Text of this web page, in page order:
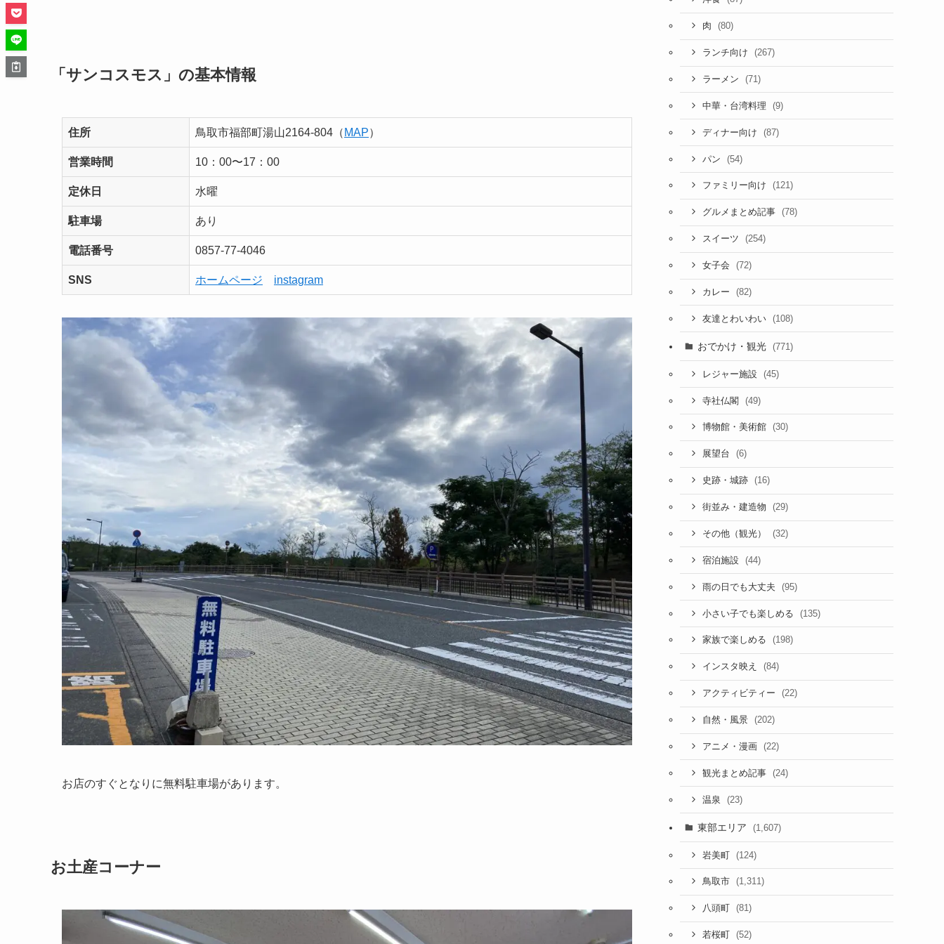
「サンコスモス」の基本情報
住所 鳥取市福部町湯山2164-804（ MAP）
営業時間 10：00〜17：00
定休日 水曜
駐車場 あり
電話番号 0857-77-4046
SNS ホームページ instagram
お店のすぐとなりに無料駐車場があります。
お土産コーナー
肉 (80)
ランチ向け (267)
ラーメン (71)
中華・台湾料理 (9)
ディナー向け (87)
パン (54)
ファミリー向け (121)
グルメまとめ記事 (78)
スイーツ (254)
女子会 (72)
カレー (82)
友達とわいわい (108)
おでかけ・観光 (771)
レジャー施設 (45)
寺社仏閣 (49)
博物館・美術館 (30)
展望台 (6)
史跡・城跡 (16)
街並み・建造物 (29)
その他（観光） (32)
宿泊施設 (44)
雨の日でも大丈夫 (95)
小さい子でも楽しめる (135)
家族で楽しめる (198)
インスタ映え (84)
アクティビティー (22)
自然・風景 (202)
アニメ・漫画 (22)
観光まとめ記事 (24)
温泉 (23)
東部エリア (1,607)
岩美町 (124)
鳥取市 (1,311)
八頭町 (81)
若桜町 (52)